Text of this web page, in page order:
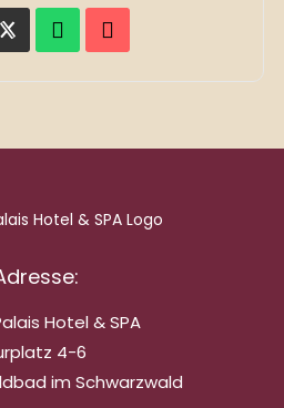
Hotel & SPA
4-6
im Schwarzwald